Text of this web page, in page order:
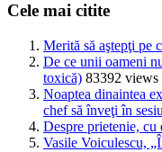
Cele mai citite
Merită să aştepţi pe
De ce unii oameni
toxică) 83392 views
Noaptea dinaintea
chef să înveţi în
Despre prietenie, cu
Vasile Voiculescu,